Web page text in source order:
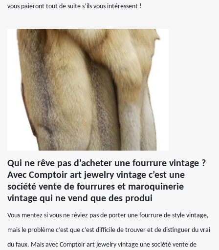
vous paieront tout de suite s’ils vous intéressent !
Qui ne rêve pas d’acheter une fourrure vintage ?
Avec Comptoir art jewelry vintage c’est une
société vente de fourrures et maroquinerie
vintage qui ne vend que des produi
Vous mentez si vous ne rêviez pas de porter une fourrure de style vintage,
mais le problème c’est que c’est difficile de trouver et de distinguer du vrai
du faux. Mais avec Comptoir art jewelry vintage une société vente de